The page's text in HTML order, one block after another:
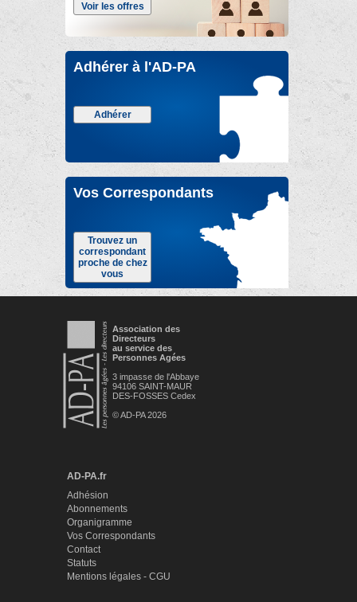
Voir les offres
Adhérer à l'AD-PA
Adhérer
Vos Correspondants
Trouvez un
correspondant
proche de chez
vous
Association des
Directeurs
au service des
Personnes Agées
3 impasse de l'Abbaye
94106 SAINT-MAUR
DES-FOSSES Cedex
© AD-PA 2026
AD-PA.fr
Adhésion
Abonnements
Organigramme
Vos Correspondants
Contact
Statuts
Mentions légales - CGU